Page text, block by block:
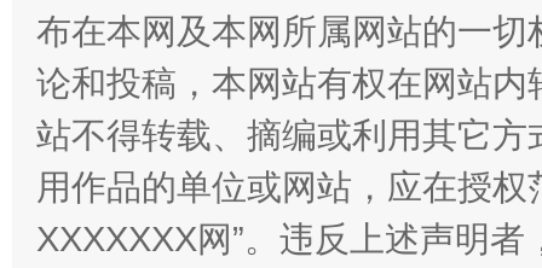
国家大学科技园优化重塑工作
布在本网及本网所属网站的一
论和投稿，本网站有权在网站
站不得转载、摘编或利用其它
用作品的单位或网站，应在授
XXXXXXX网”。违反上述声明